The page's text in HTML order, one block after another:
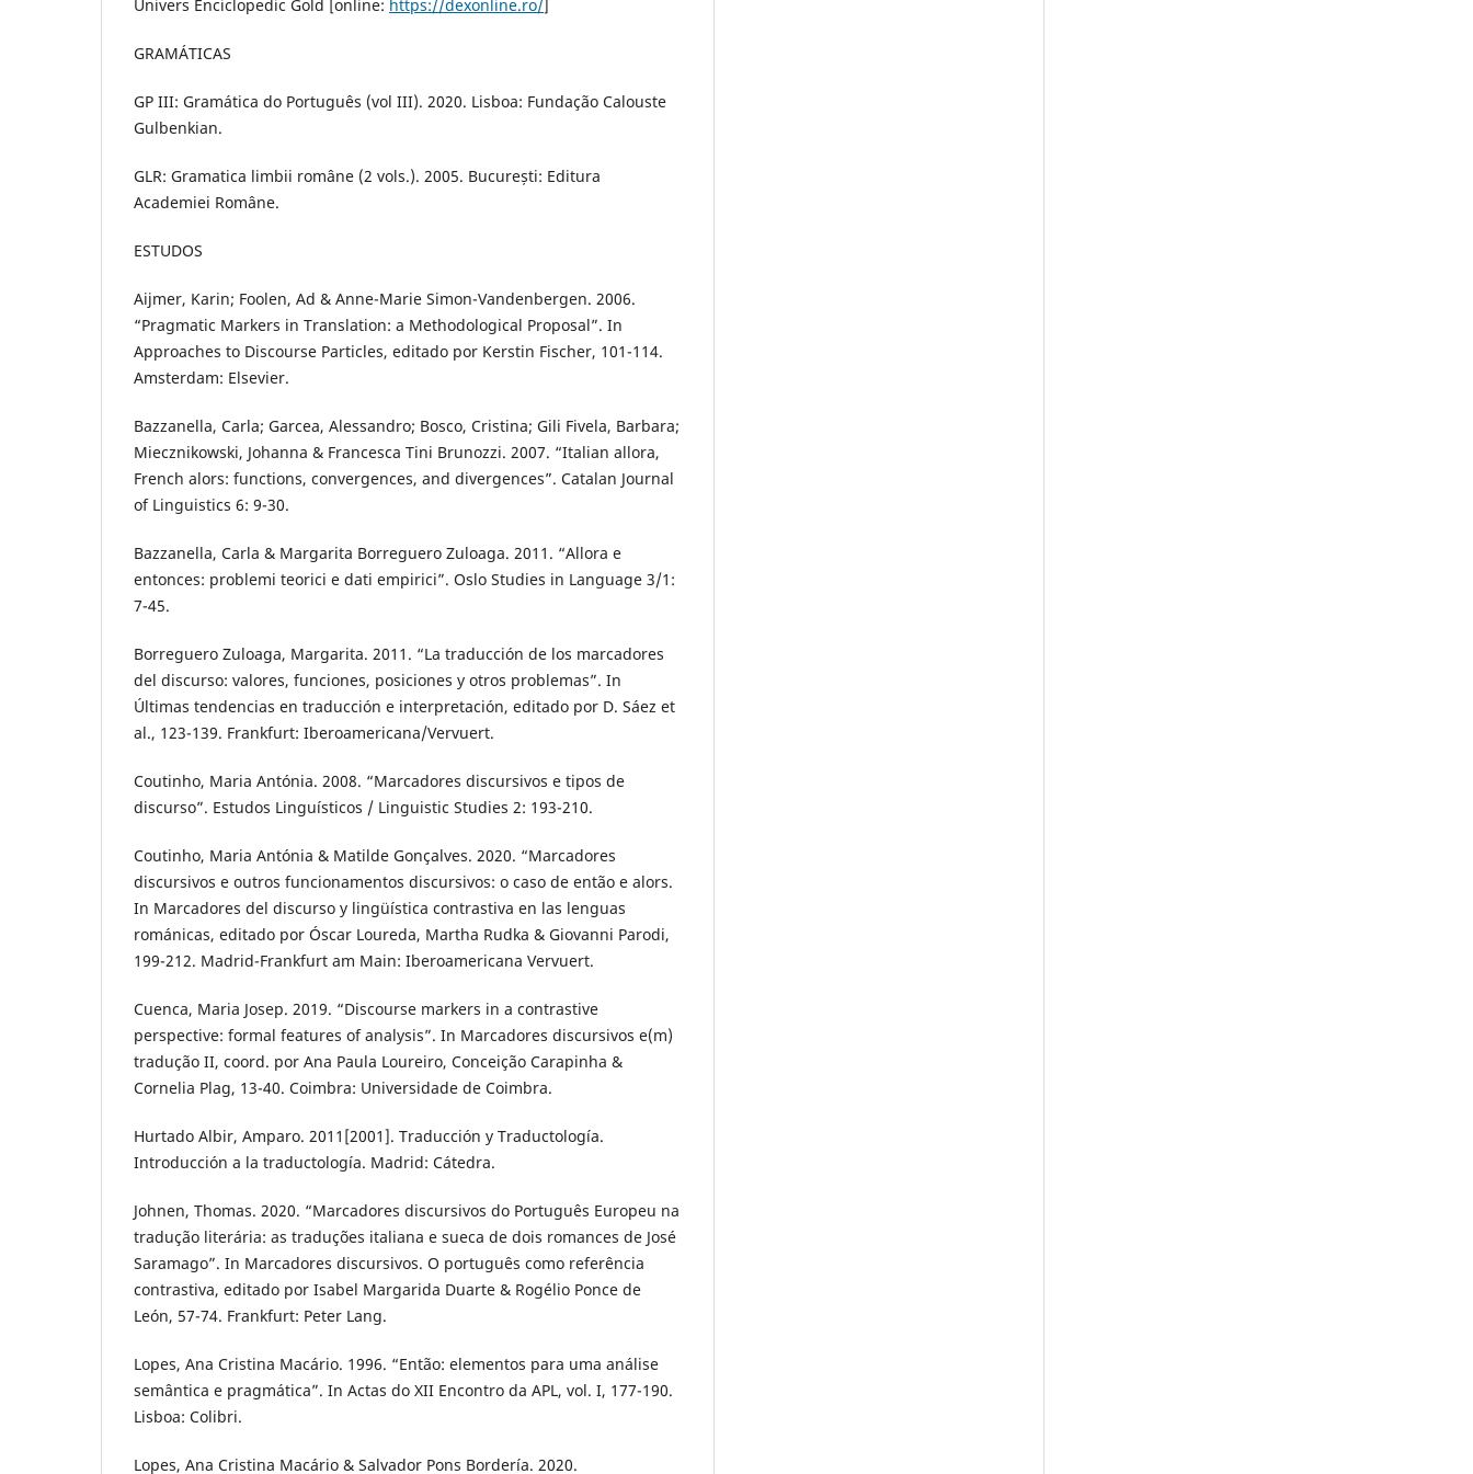
Univers Enciclopedic Gold [online: https://dexonline.ro/]
GRAMÁTICAS
GP III: Gramática do Português (vol III). 2020. Lisboa: Fundação Calouste
Gulbenkian.
GLR: Gramatica limbii române (2 vols.). 2005. București: Editura
Academiei Române.
ESTUDOS
Aijmer, Karin; Foolen, Ad & Anne-Marie Simon-Vandenbergen. 2006.
“Pragmatic Markers in Translation: a Methodological Proposal”. In
Approaches to Discourse Particles, editado por Kerstin Fischer, 101-114.
Amsterdam: Elsevier.
Bazzanella, Carla; Garcea, Alessandro; Bosco, Cristina; Gili Fivela, Barbara;
Miecznikowski, Johanna & Francesca Tini Brunozzi. 2007. “Italian allora,
French alors: functions, convergences, and divergences”. Catalan Journal
of Linguistics 6: 9-30.
Bazzanella, Carla & Margarita Borreguero Zuloaga. 2011. “Allora e
entonces: problemi teorici e dati empirici”. Oslo Studies in Language 3/1:
7-45.
Borreguero Zuloaga, Margarita. 2011. “La traducción de los marcadores
del discurso: valores, funciones, posiciones y otros problemas”. In
Últimas tendencias en traducción e interpretación, editado por D. Sáez et
al., 123-139. Frankfurt: Iberoamericana/Vervuert.
Coutinho, Maria Antónia. 2008. “Marcadores discursivos e tipos de
discurso”. Estudos Linguísticos / Linguistic Studies 2: 193-210.
Coutinho, Maria Antónia & Matilde Gonçalves. 2020. “Marcadores
discursivos e outros funcionamentos discursivos: o caso de então e alors.
In Marcadores del discurso y lingüística contrastiva en las lenguas
románicas, editado por Óscar Loureda, Martha Rudka & Giovanni Parodi,
199-212. Madrid-Frankfurt am Main: Iberoamericana Vervuert.
Cuenca, Maria Josep. 2019. “Discourse markers in a contrastive
perspective: formal features of analysis”. In Marcadores discursivos e(m)
tradução II, coord. por Ana Paula Loureiro, Conceição Carapinha &
Cornelia Plag, 13-40. Coimbra: Universidade de Coimbra.
Hurtado Albir, Amparo. 2011[2001]. Traducción y Traductología.
Introducción a la traductología. Madrid: Cátedra.
Johnen, Thomas. 2020. “Marcadores discursivos do Português Europeu na
tradução literária: as traduções italiana e sueca de dois romances de José
Saramago”. In Marcadores discursivos. O português como referência
contrastiva, editado por Isabel Margarida Duarte & Rogélio Ponce de
León, 57-74. Frankfurt: Peter Lang.
Lopes, Ana Cristina Macário. 1996. “Então: elementos para uma análise
semântica e pragmática”. In Actas do XII Encontro da APL, vol. I, 177-190.
Lisboa: Colibri.
Lopes, Ana Cristina Macário & Salvador Pons Bordería. 2020.